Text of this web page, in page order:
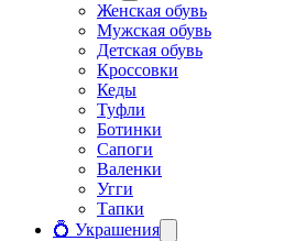
Женская обувь
Мужская обувь
Детская обувь
Кроссовки
Кеды
Туфли
Ботинки
Сапоги
Валенки
Угги
Тапки
💍 Украшения